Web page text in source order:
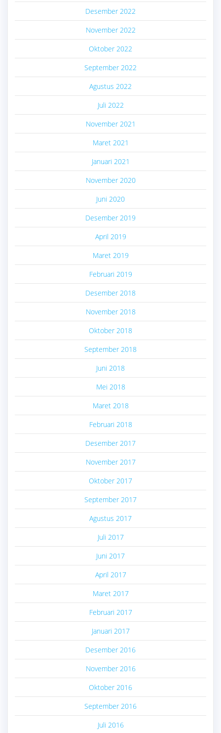
Desember 2022
November 2022
Oktober 2022
September 2022
Agustus 2022
Juli 2022
November 2021
Maret 2021
Januari 2021
November 2020
Juni 2020
Desember 2019
April 2019
Maret 2019
Februari 2019
Desember 2018
November 2018
Oktober 2018
September 2018
Juni 2018
Mei 2018
Maret 2018
Februari 2018
Desember 2017
November 2017
Oktober 2017
September 2017
Agustus 2017
Juli 2017
Juni 2017
April 2017
Maret 2017
Februari 2017
Januari 2017
Desember 2016
November 2016
Oktober 2016
September 2016
Juli 2016